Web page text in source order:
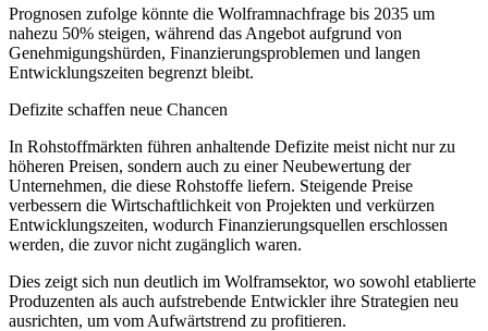
Prognosen zufolge könnte die Wolframnachfrage bis 2035 um
nahezu 50% steigen, während das Angebot aufgrund von
Genehmigungshürden, Finanzierungsproblemen und langen
Entwicklungszeiten begrenzt bleibt.
Defizite schaffen neue Chancen
In Rohstoffmärkten führen anhaltende Defizite meist nicht nur zu
höheren Preisen, sondern auch zu einer Neubewertung der
Unternehmen, die diese Rohstoffe liefern. Steigende Preise
verbessern die Wirtschaftlichkeit von Projekten und verkürzen
Entwicklungszeiten, wodurch Finanzierungsquellen erschlossen
werden, die zuvor nicht zugänglich waren.
Dies zeigt sich nun deutlich im Wolframsektor, wo sowohl etablierte
Produzenten als auch aufstrebende Entwickler ihre Strategien neu
ausrichten, um vom Aufwärtstrend zu profitieren.